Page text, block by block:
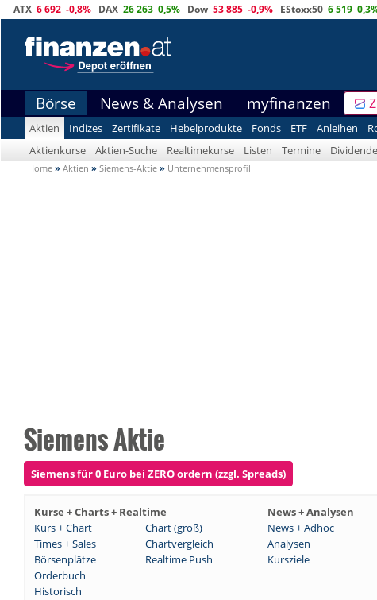
ATX 6 692 -0,8% DAX 26 263 0,5% Dow 53 885 -0,9% EStoxx50 6 519
Börse News & Analysen myfinanzen
Aktien Indizes Zertifikate Hebelprodukte Fonds ETF Anleihen
Aktienkurse
Aktien-Suche Realtimekurse Listen Termine
Home » Aktien » Siemens-Aktie » Unternehmensprofil
Siemens Aktie
Siemens für 0 Euro bei ZERO ordern (zzgl. Spreads)
Kurse + Charts + Realtime News + Analysen
Kurs + Chart
Chart (groß) News + Adhoc
Times + Sales
Chartvergleich Analysen
Börsenplätze
Realtime Push Kursziele
Orderbuch
Historisch